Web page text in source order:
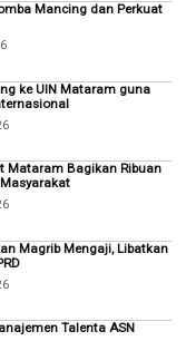
Mancing dan Perkuat
ke UIN Mataram guna
Mataram Bagikan Ribuan
Magrib Mengaji, Libatkan
Talenta ASN